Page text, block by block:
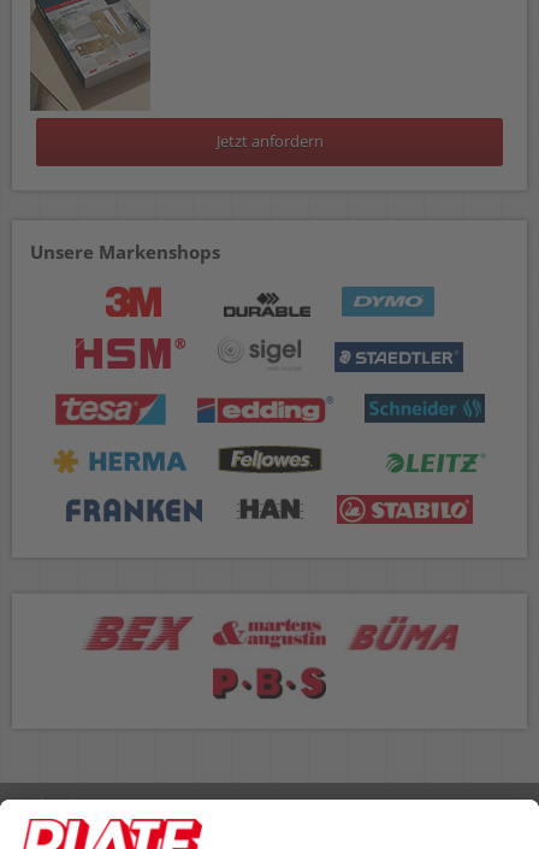
Jetzt anfordern
Unsere Markenshops
Rufen Sie uns an 04298 401-0